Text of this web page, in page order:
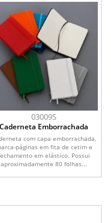
03009S
Caderneta Emborrachada
com capa emborrachada,
páginas em fita de cetim e
em elástico. Possui
aproximadamente 80 folhas...